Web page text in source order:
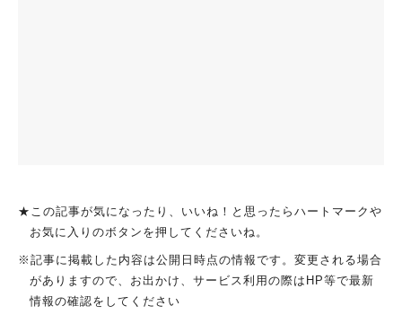
★この記事が気になったり、いいね！と思ったらハートマークや
お気に入りのボタンを押してくださいね。
※記事に掲載した内容は公開日時点の情報です。変更される場合
がありますので、お出かけ、サービス利用の際はHP等で最新
情報の確認をしてください